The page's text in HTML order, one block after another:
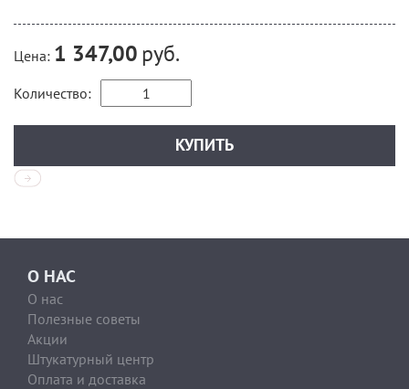
Цена: 1 347,00 руб.
Количество:
О НАС
О нас
Полезные советы
Акции
Штукатурный центр
Оплата и доставка